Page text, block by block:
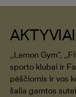
,,Lemon Gym'',
sporto klubai ir
pėščiomis ir vos
šalia gamtos